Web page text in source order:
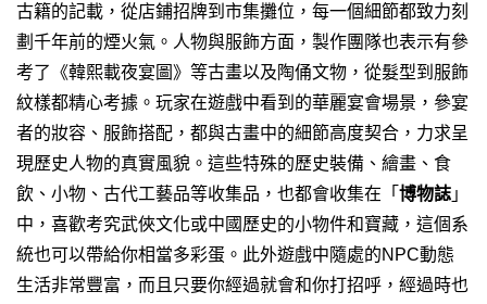
古籍的記載，從店鋪招牌到市集攤位，每一個細節都致力刻
劃千年前的煙火氣。 人物與服飾方面，製作團隊也表示有參
考了《韓熙載夜宴圖》等古畫以及陶俑文物，從髮型到服飾
紋樣都精心考據。玩家在遊戲中看到的華麗宴會場景，參宴
者的妝容、服飾搭配，都與古畫中的細節高度契合，力求呈
現歷史人物的真實風貌。 這些特殊的歷史裝備、繪畫、食
飲、小物、古代工藝品等收集品，也都會收集在「 博物誌 」
中，喜歡考究武俠文化或中國歷史的小物件和寶藏，這個系
統也可以帶給你相當多彩蛋。 此外遊戲中隨處的NPC動態
生活非常豐富，而且只要你經過就會和你打招呼，經過時也